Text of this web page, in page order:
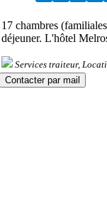
17 chambres
déjeuner. L'hôtel
Services traiteur,